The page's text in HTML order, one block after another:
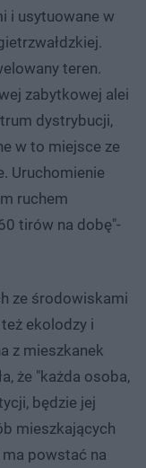
i usytuowane w
teren.
zabytkowej alei
dystrybucji,
w to miejsce ze
Uruchomienie
ruchem
tirów na dobę"-
ze środowiskami
ekolodzy i
z mieszkanek
że "każda osoba,
będzie jej
mieszkających
powstać na